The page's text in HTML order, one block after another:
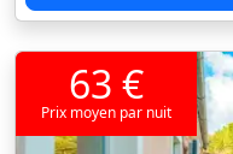
63 €
Prix moyen par nuit